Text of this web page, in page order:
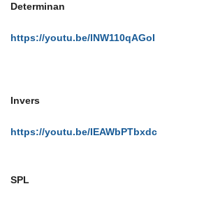
Determinan
https://youtu.be/lNW110qAGoI
Invers
https://youtu.be/IEAWbPTbxdc
SPL